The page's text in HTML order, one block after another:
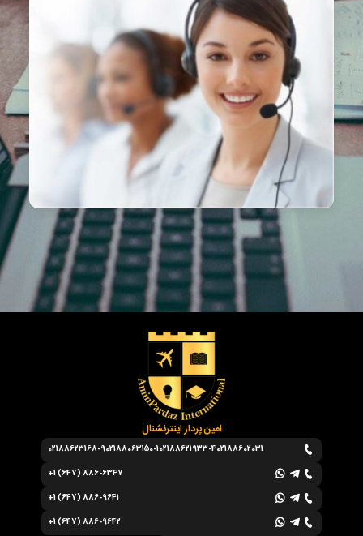
امین پرداز اینترنشنال
02188623168-902188063150-102188621933-402188602031
+1 (647) 886-6347
+1 (647) 886-9641
+1 (647) 886-9642